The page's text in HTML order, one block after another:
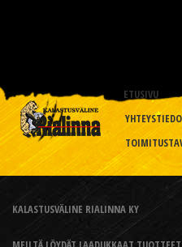
ETUSIVU
KALASTUSVÄLINE RIALINNA KY